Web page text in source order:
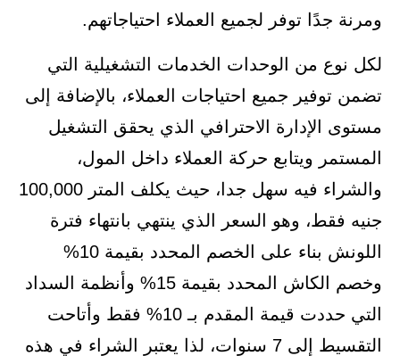
ومرنة جدًا توفر لجميع العملاء احتياجاتهم.
لكل نوع من الوحدات الخدمات التشغيلية التي
تضمن توفير جميع احتياجات العملاء، بالإضافة إلى
مستوى الإدارة الاحترافي الذي يحقق التشغيل
المستمر ويتابع حركة العملاء داخل المول،
والشراء فيه سهل جدا، حيث يكلف المتر 100,000
جنيه فقط، وهو السعر الذي ينتهي بانتهاء فترة
اللونش بناء على الخصم المحدد بقيمة 10%
وخصم الكاش المحدد بقيمة 15% وأنظمة السداد
التي حددت قيمة المقدم بـ 10% فقط وأتاحت
التقسيط إلى 7 سنوات، لذا يعتبر الشراء في هذه